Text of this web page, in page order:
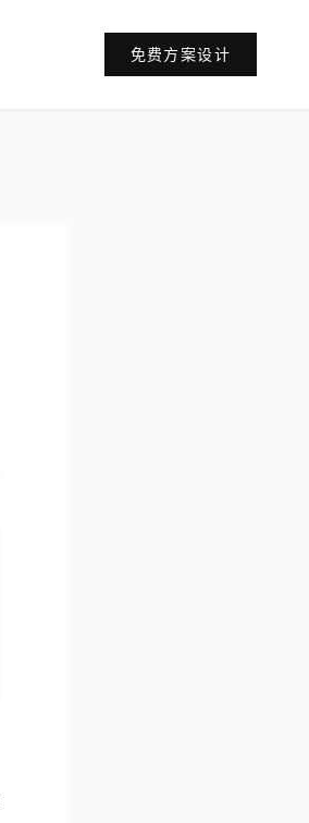
免费方案设计